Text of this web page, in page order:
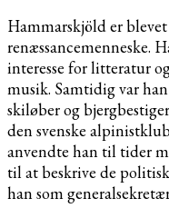
Hammarskjöld er
renæssancemenneske.
interesse for litteratur
musik. Samtidig var
skiløber og
den svenske
anvendte han til tider
til at beskrive de
han som